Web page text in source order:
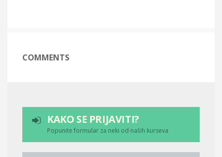
COMMENTS
KAKO SE PRIJAVITI?
Popunite formular za neki od naših kurseva